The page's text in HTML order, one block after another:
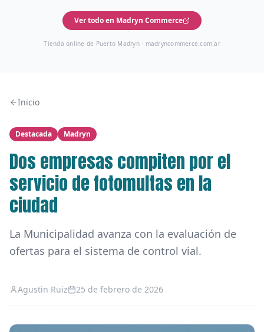
Ver todo en Madryn Commerce
Tienda online de Puerto Madryn · madryncommerce.com.ar
Inicio
Destacada Madryn
Dos empresas compiten por el
servicio de fotomultas en la
ciudad
La Municipalidad avanza con la evaluación de
ofertas para el sistema de control vial.
Agustin Ruiz 25 de febrero de 2026